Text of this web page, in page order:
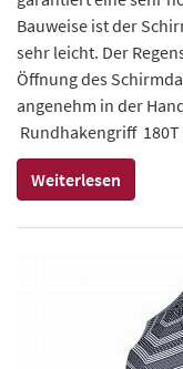
Bauweise ist der
sehr leicht. Der
Öffnung des
angenehm in der
Rundhakengriff
Weiterlesen